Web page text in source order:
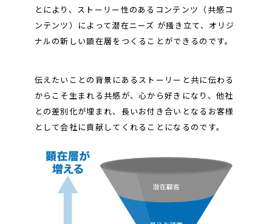
とにより、ストーリー性のあるコンテンツ（共感コ
ンテンツ）によって潜在ニーズ が掻き立て、オリジ
ナルの新しい顕在層をつくることができるのです。
伝えたいことの背景にあるストーリーと共に伝わる
からこそ生まれる共感が、心から好きになり、他社
との差別化が埋まれ、長いお付き合いとなるお客様
として会社に貢献してくれることになるのです。